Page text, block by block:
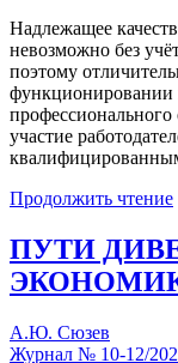
Надлежащее
невозможно без
поэтому
функционировании
профессионального
участие
Продолжить чтение
ПУТИ
А.Ю. Сюзев
Журнал № 10-12/